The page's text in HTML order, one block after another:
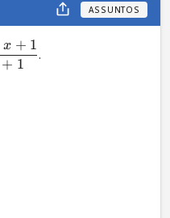
ASSUNTOS
+ 1
x + 1
.